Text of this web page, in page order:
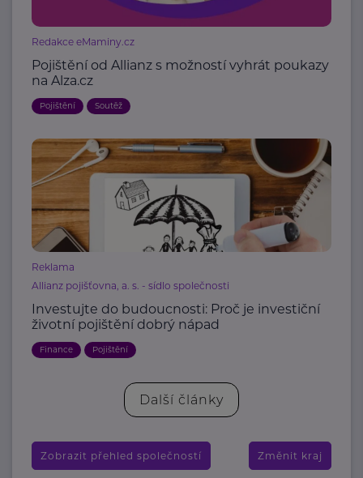
Redakce eMaminy.cz
Pojištění od Allianz s možností vyhrát poukazy
na Alza.cz
Pojištění Soutěž
Reklama
Allianz pojišťovna, a. s. - sídlo společnosti
Investujte do budoucnosti: Proč je investiční
životní pojištění dobrý nápad
Finance Pojištění
Další články
Zobrazit přehled společností Změnit kraj